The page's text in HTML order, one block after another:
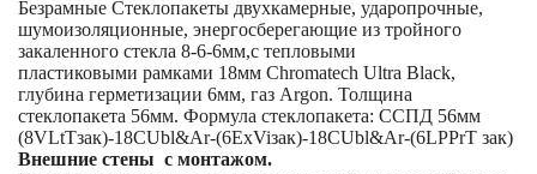
Безрамные Стеклопакеты двухкамерные, ударопрочные,
шумоизоляционные, энергосберегающие из тройного
закаленного стекла 8-6-6мм,с тепловыми
пластиковыми рамками 18мм Chromatech Ultra Black,
глубина герметизации 6мм, газ Argon. Толщина
стеклопакета 56мм. Формула стеклопакета: CСПД 56мм
(8VLtTзак)-18CUbl&Ar-(6ExViзак)-18CUbl&Ar-(6LPPrT зак)
Внешние стены с монтажом.